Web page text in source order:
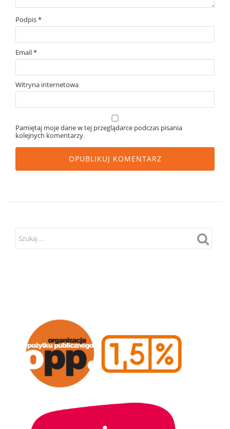
Podpis*
Email*
Witryna internetowa
Pamiętaj moje dane w tej przeglądarce podczas pisania
kolejnych komentarzy.